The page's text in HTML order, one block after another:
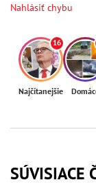
Nahlásiť chybu
16
Najčítanejšie
SÚVISIACE